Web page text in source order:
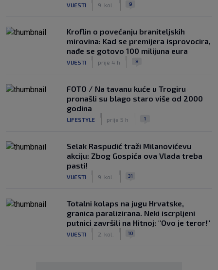
VIJESTI 9. kol. 9
Kroflin o povećanju braniteljskih
mirovina: Kad se premijera isprovocira,
nađe se gotovo 100 milijuna eura
VIJESTI prije 4 h 8
FOTO / Na tavanu kuće u Trogiru
pronašli su blago staro više od 2000
godina
LIFESTYLE prije 5 h 1
Selak Raspudić traži Milanovićevu
akciju: Zbog Gospića ova Vlada treba
pasti!
VIJESTI 9. kol. 31
Totalni kolaps na jugu Hrvatske,
granica paralizirana. Neki iscrpljeni
putnici završili na Hitnoj: "Ovo je teror!"
VIJESTI 2. kol. 10